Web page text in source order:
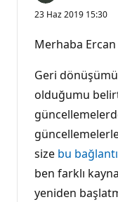
23 Haz 2019 15:30
Merhaba Ercan
Geri
olduğumu
size bu
ben farklı
yeniden